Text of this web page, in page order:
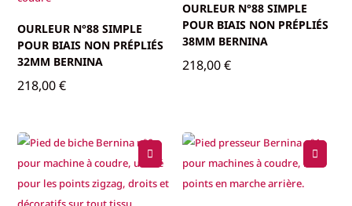
OURLEUR N°88 SIMPLE
POUR BIAIS NON PRÉPLIÉS
32MM BERNINA
218,00€
OURLEUR N°88 SIMPLE
POUR BIAIS NON PRÉPLIÉS
38MM BERNINA
218,00€